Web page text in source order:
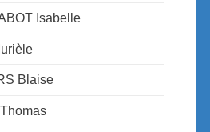
Isabelle
Blaise